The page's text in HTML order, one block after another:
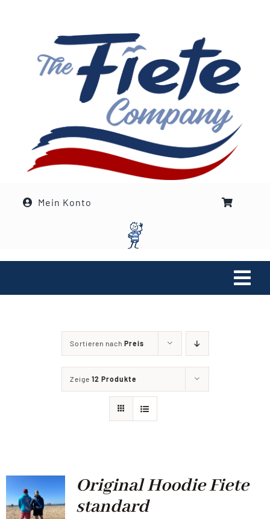
Mein Konto
unsere Mission
Sortieren nach Preis
Zeige 12 Produkte
Original Hoodie Fiete
standard